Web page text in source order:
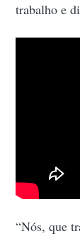
trabalho e
“Nós, que